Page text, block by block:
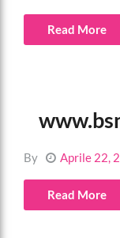
Read More
By Aprile 22,
Read More